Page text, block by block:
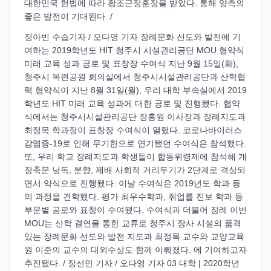
대한민국 헌법에 따라 황조근정훈장을 받았다. 통해 양측의
좋은 발전이 기대된다. /
정아빈 수습기자 / 오다영 기자 장례문화 선도와 발전에 기
여하는 2019학년도 HIT 청주시 시설관리공단 MOU 협약식
미래 교육 성과 공로 및 표창장 수여식 지난 9월 15일(화),
청주시 목련공원 회의실에서 청주시시설관리공단과 산학협
력 협약식이 지난 8월 31일(월), 우리 대학 부속실에서 2019
학년도 HIT 미래 교육 성과에 대한 공로 및 진행됐다. 협약
식에서는 청주시시설관리공단 장홍원 이사장과 장례지도과
최정목 학과장이 표창장 수여식이 열렸다. 코로나바이러스
감염증-19로 인해 무기한으로 연기됐던 수여식은 참석했다.
또, 우리 학교 장례지도과 학생들이 합동위령제에 참석해 개
장축문 낭독, 분향, 제배 사회적 거리두기가 2단계로 격상되
면서 약식으로 진행됐다. 이날 수여식은 2019년도 학과 등
의 과정을 견학했다. 평가 최우수학과, 취업률 진보 학과 등
부문별 공로와 표창이 수여됐다. 수여식과 더불어 장례 이번
MOU는 산학 결연을 통한 교류로 청주시 장사 시설의 품격
있는 장례문화 선도와 발전 지도과 최정목 교수와 교양교육
원 이준의 교수의 대외수상도 함께 이뤄졌다. 에 기여하고자
추진됐다. / 장선민 기자 / 오다영 기자 03 대학 | 2020학년